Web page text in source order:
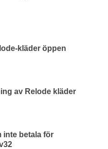
kläder öppen
av Relode kläder
inte betala för